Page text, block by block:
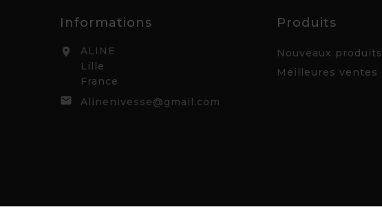
Informations

ALINE
Lille
France

Alinenivesse@gmail.com
Produits
Nouveaux produits
Meilleures ventes